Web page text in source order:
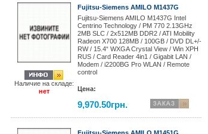
Наличие на складе:
нет
Fujitsu-Siemens AMILO M1437G
Fujitsu-Siemens AMILO M1437G Intel
Centrino Technology / PM 770 2.13GHz
2MB SLC / 2x512MB DDR2 / ATI Mobility
Radeon X700 128MB / 100GB / DVD DL+/-
RW / 15.4“ WXGA Crystal View / Win XPH
RUS / Card Reader 4in1 / Gigabit LAN /
Modem / i2200BG Pro WLAN / Remote
control
Цена:
9,970.50грн.